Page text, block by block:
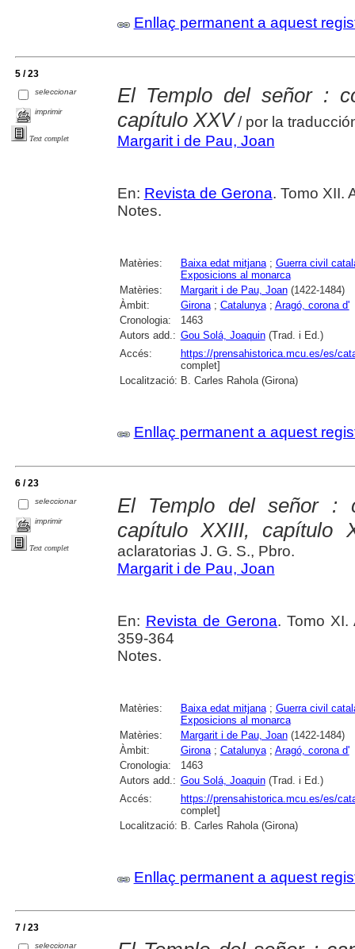
Enllaç permanent a aquest
5 / 23
seleccionar
imprimir
Text complet
El Templo del señor :
capítulo XXV/ por la
Margarit i de Pau, Joan
En: Revista de Gerona. Tomo XII.
Notes.
Matèries: Baixa edat mitjana; Guerra civil
Exposicions al monarca
Matèries:
Margarit i de Pau, Joan(1422-1484)
Àmbit:
Girona; Catalunya; Aragó, corona d'
Cronologia:
1463
Autors add.: Gou Solá, Joaquin(Trad. i Ed.)
Accés:
https://prensahistorica.mcu.es/es/
complet]
Localització: B. Carles Rahola (Girona)
Enllaç permanent a aquest
6 / 23
seleccionar
imprimir
Text complet
El Templo del señor :
capítulo XXIII, capítulo
aclaratorias J. G. S., Pbro.
Margarit i de Pau, Joan
En: Revista de Gerona. Tomo XI.
359-364
Notes.
Matèries: Baixa edat mitjana; Guerra civil
Exposicions al monarca
Matèries:
Margarit i de Pau, Joan(1422-1484)
Àmbit:
Girona; Catalunya; Aragó, corona d'
Cronologia:
1463
Autors add.: Gou Solá, Joaquin(Trad. i Ed.)
Accés:
https://prensahistorica.mcu.es/es/
complet]
Localització: B. Carles Rahola (Girona)
Enllaç permanent a aquest
7 / 23
seleccionar